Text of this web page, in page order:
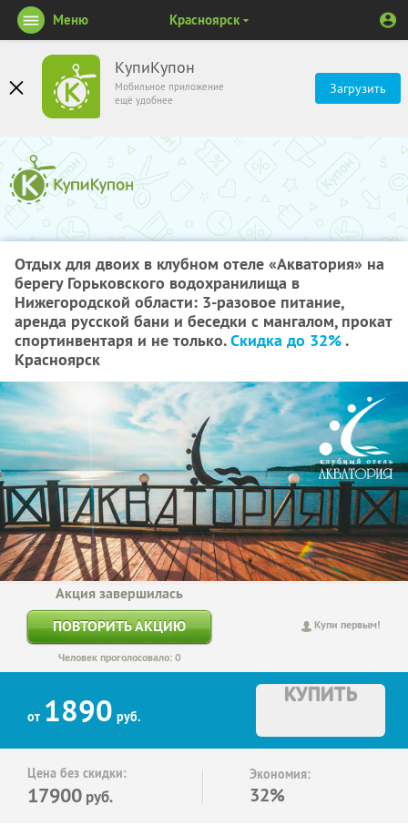
КупиКупон
Мобильное приложение
ещё удобнее
Загрузить
Меню Красноярск
Отдых для двоих в клубном отеле «Акватория» на
берегу Горьковского водохранилища в
Нижегородской области: 3-разовое питание,
аренда русской бани и беседки с мангалом, прокат
спортинвентаря и не только.Скидка до 32%.
Красноярск
Купи первым!
Акция завершилась
ПОВТОРИТЬ АКЦИЮ
Человек проголосовало: 0
от 1890 руб.
КУПИТЬ
Цена без скидки:
17900 руб.
Экономия:
32%